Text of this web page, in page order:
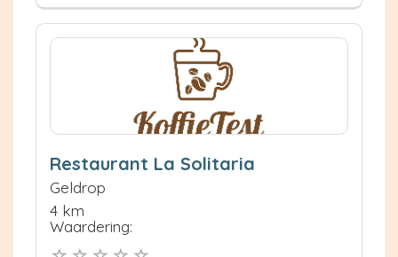
Restaurant La Solitaria
Geldrop
4 km
Waardering: